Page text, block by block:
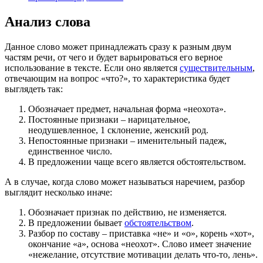
Анализ слова
Данное слово может принадлежать сразу к разным двум
частям речи, от чего и будет варьироваться его верное
использование в тексте. Если оно является существительным,
отвечающим на вопрос «что?», то характеристика будет
выглядеть так:
Обозначает предмет, начальная форма «неохота».
Постоянные признаки – нарицательное,
неодушевленное, 1 склонение, женский род.
Непостоянные признаки – именительный падеж,
единственное число.
В предложении чаще всего является обстоятельством.
А в случае, когда слово может называться наречием, разбор
выглядит несколько иначе:
Обозначает признак по действию, не изменяется.
В предложении бывает обстоятельством.
Разбор по составу – приставка «не» и «о», корень «хот»,
окончание «а», основа «неохот». Слово имеет значение
«нежелание, отсутствие мотивации делать что-то, лень».